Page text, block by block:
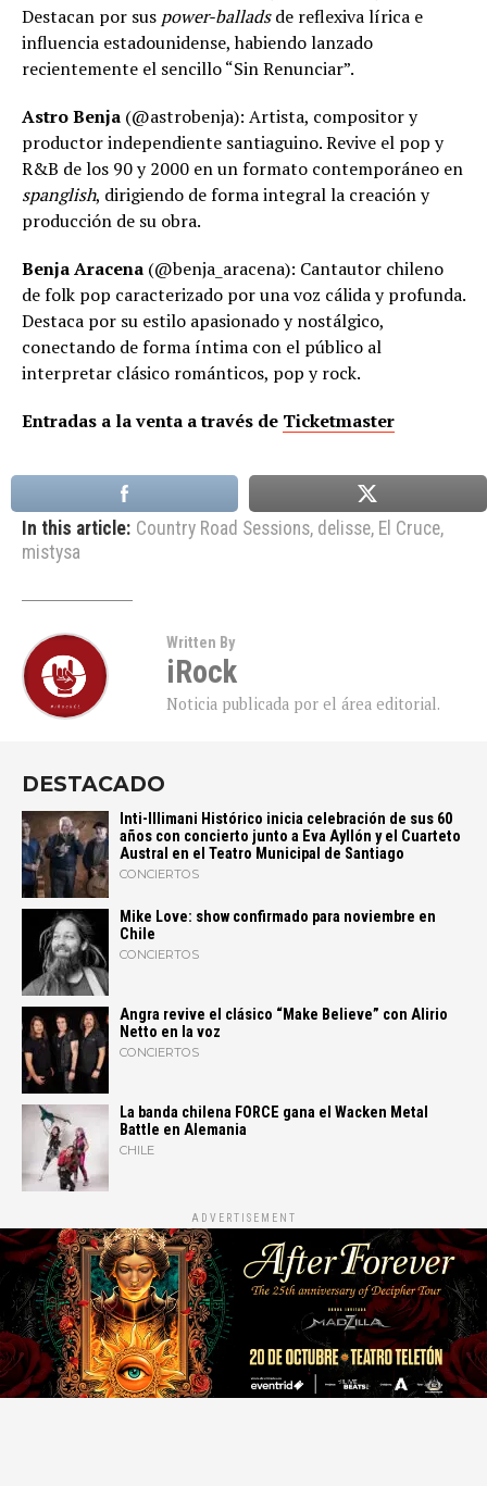
Destacan por sus power-balladsde reflexiva lírica e
influencia estadounidense, habiendo lanzado
recientemente el sencillo “Sin Renunciar”.
Astro Benja (@astrobenja): Artista, compositor y
productor independiente santiaguino. Revive el pop y
R&B de los 90 y 2000 en un formato contemporáneo en
spanglish, dirigiendo de forma integral la creación y
producción de su obra.
Benja Aracena (@benja_aracena): Cantautor chileno
de folk pop caracterizado por una voz cálida y profunda.
Destaca por su estilo apasionado y nostálgico,
conectando de forma íntima con el público al
interpretar clásico románticos, pop y rock.
Entradas a la venta a través de Ticketmaster
In this article: Country Road Sessions, delisse, El Cruce,
mistysa
Written By
iRock
Noticia publicada por el área editorial.
DESTACADO
Inti-Illimani Histórico inicia celebración de sus 60
años con concierto junto a Eva Ayllón y el Cuarteto
Austral en el Teatro Municipal de Santiago
CONCIERTOS
Mike Love: show confirmado para noviembre en
Chile
CONCIERTOS
Angra revive el clásico “Make Believe” con Alirio
Netto en la voz
CONCIERTOS
La banda chilena FORCE gana el Wacken Metal
Battle en Alemania
CHILE
ADVERTISEMENT